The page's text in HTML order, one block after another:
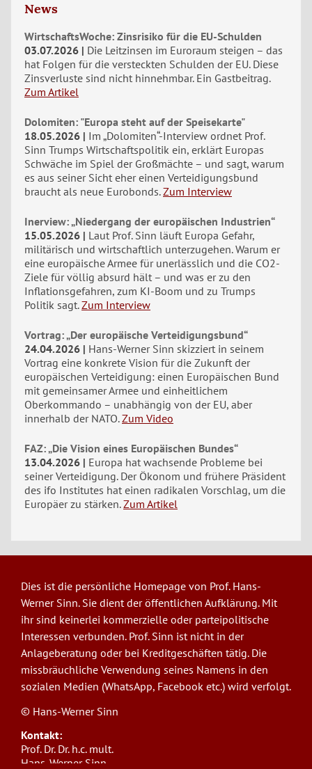
News
WirtschaftsWoche: Zinsrisiko für die EU-Schulden
03.07.2026
Die Leitzinsen im Euroraum steigen – das
hat Folgen für die versteckten Schulden der EU. Diese
Zinsverluste sind nicht hinnehmbar. Ein Gastbeitrag.
Zum Artikel
Dolomiten: "Europa steht auf der Speisekarte"
18.05.2026
Im „Dolomiten“-Interview ordnet Prof.
Sinn Trumps Wirtschaftspolitik ein, erklärt Europas
Schwäche im Spiel der Großmächte – und sagt, warum
es aus seiner Sicht eher einen Verteidigungsbund
braucht als neue Eurobonds. Zum Interview
Inerview: „Niedergang der europäischen Industrien“
15.05.2026
Laut Prof. Sinn läuft Europa Gefahr,
militärisch und wirtschaftlich unterzugehen. Warum er
eine europäische Armee für unerlässlich und die CO2-
Ziele für völlig absurd hält – und was er zu den
Inflationsgefahren, zum KI-Boom und zu Trumps
Politik sagt. Zum Interview
Vortrag: „Der europäische Verteidigungsbund“
24.04.2026
Hans-Werner Sinn skizziert in seinem
Vortrag eine konkrete Vision für die Zukunft der
europäischen Verteidigung: einen Europäischen Bund
mit gemeinsamer Armee und einheitlichem
Oberkommando – unabhängig von der EU, aber
innerhalb der NATO. Zum Video
FAZ: „Die Vision eines Europäischen Bundes“
13.04.2026
Europa hat wachsende Probleme bei
seiner Verteidigung. Der Ökonom und frühere Präsident
des ifo Institutes hat einen radikalen Vorschlag, um die
Europäer zu stärken. Zum Artikel
Dies ist die persönliche Homepage von Prof. Hans-
Werner Sinn. Sie dient der öffentlichen Aufklärung. Mit
ihr sind keinerlei kommerzielle oder parteipolitische
Interessen verbunden. Prof. Sinn ist nicht in der
Anlageberatung oder bei Kreditgeschäften tätig. Die
missbräuchliche Verwendung seines Namens in den
sozialen Medien (WhatsApp, Facebook etc.) wird verfolgt.
© Hans-Werner Sinn
Kontakt:
Prof. Dr. Dr. h.c. mult.
Hans-Werner Sinn,